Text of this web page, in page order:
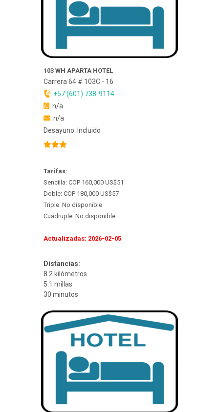
103 WH APARTA HOTEL
Carrera 64 # 103C - 16
: +57 (601) 738-9114
: n/a
: n/a
Desayuno: Incluido
Tarifas:
Sencilla: COP 160,000 US$51
Doble: COP 180,000 US$57
Triple: No disponible
Cuádruple: No disponible
Actualizadas: 2026-02-05
Distancias:
8.2 kilómetros
5.1 millas
30 minutos